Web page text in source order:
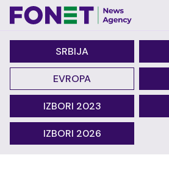
SRBIJA
EVROPA
IZBORI 2023
IZBORI 2026